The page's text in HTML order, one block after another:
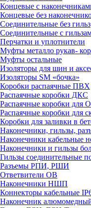
Концевые с
Концевые без
Соединительные без гильз
Соединительные с
Перчатки и уплотнители
Муфты металло рукав-
Муфты остальные
Изоляторы для шин и
Изоляторы SM «бочка»
Коробки распаячные ПВХ
Распаячные коробки ДКС
Распаячные коробки для
Распаячные коробки для
Коробки для заливки в
Наконечники, гильзы,
Наконечники кабельные
Наконечники и гильзы
Гильзы соединительные
Разъемы РПИ, РШИ
Ответвители ОВ
Наконечники НШП
Коннекторы кабельные
Наконечник